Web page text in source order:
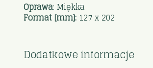
Oprawa: Miękka
Format [mm]: 127 x 202
Dodatkowe informacje